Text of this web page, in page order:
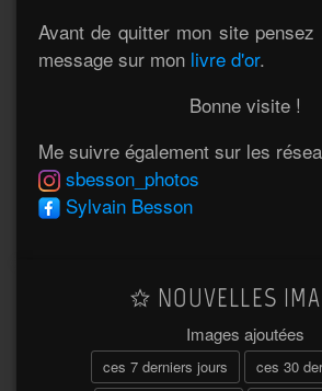
Avant de quitter mon site
message sur mon livre d'or.
Bonne visite !
Me suivre également sur les
sbesson_photos
Sylvain Besson
NOUVELLES
Images ajoutées
ces 7 derniers jours
ces 30